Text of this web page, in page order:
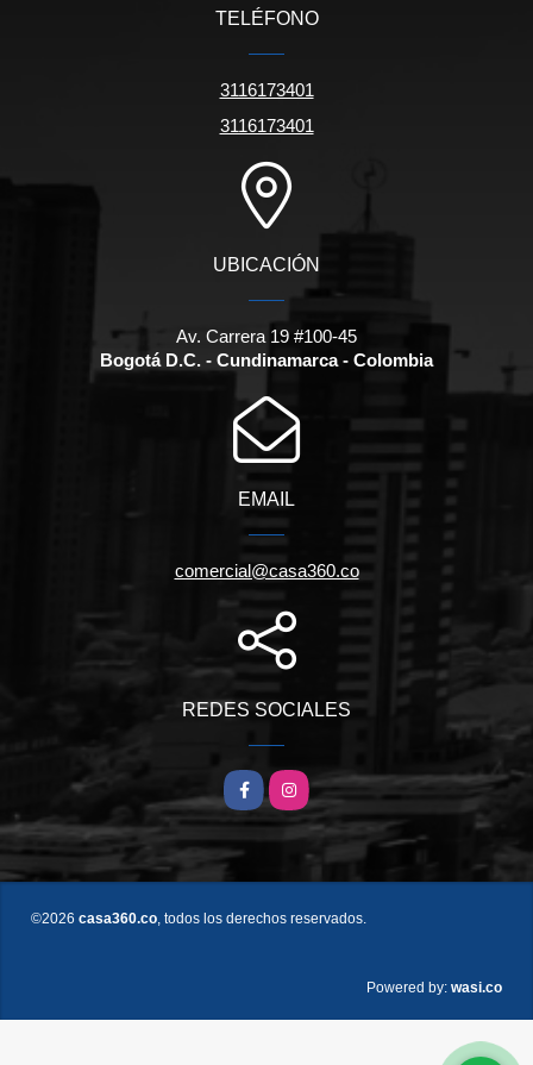
TELÉFONO
3116173401
3116173401
UBICACIÓN
Av. Carrera 19 #100-45
Bogotá D.C. - Cundinamarca - Colombia
EMAIL
comercial@casa360.co
REDES SOCIALES
FacebookInstagram
©2026 casa360.co , todos los derechos reservados.
Powered by: wasi.co